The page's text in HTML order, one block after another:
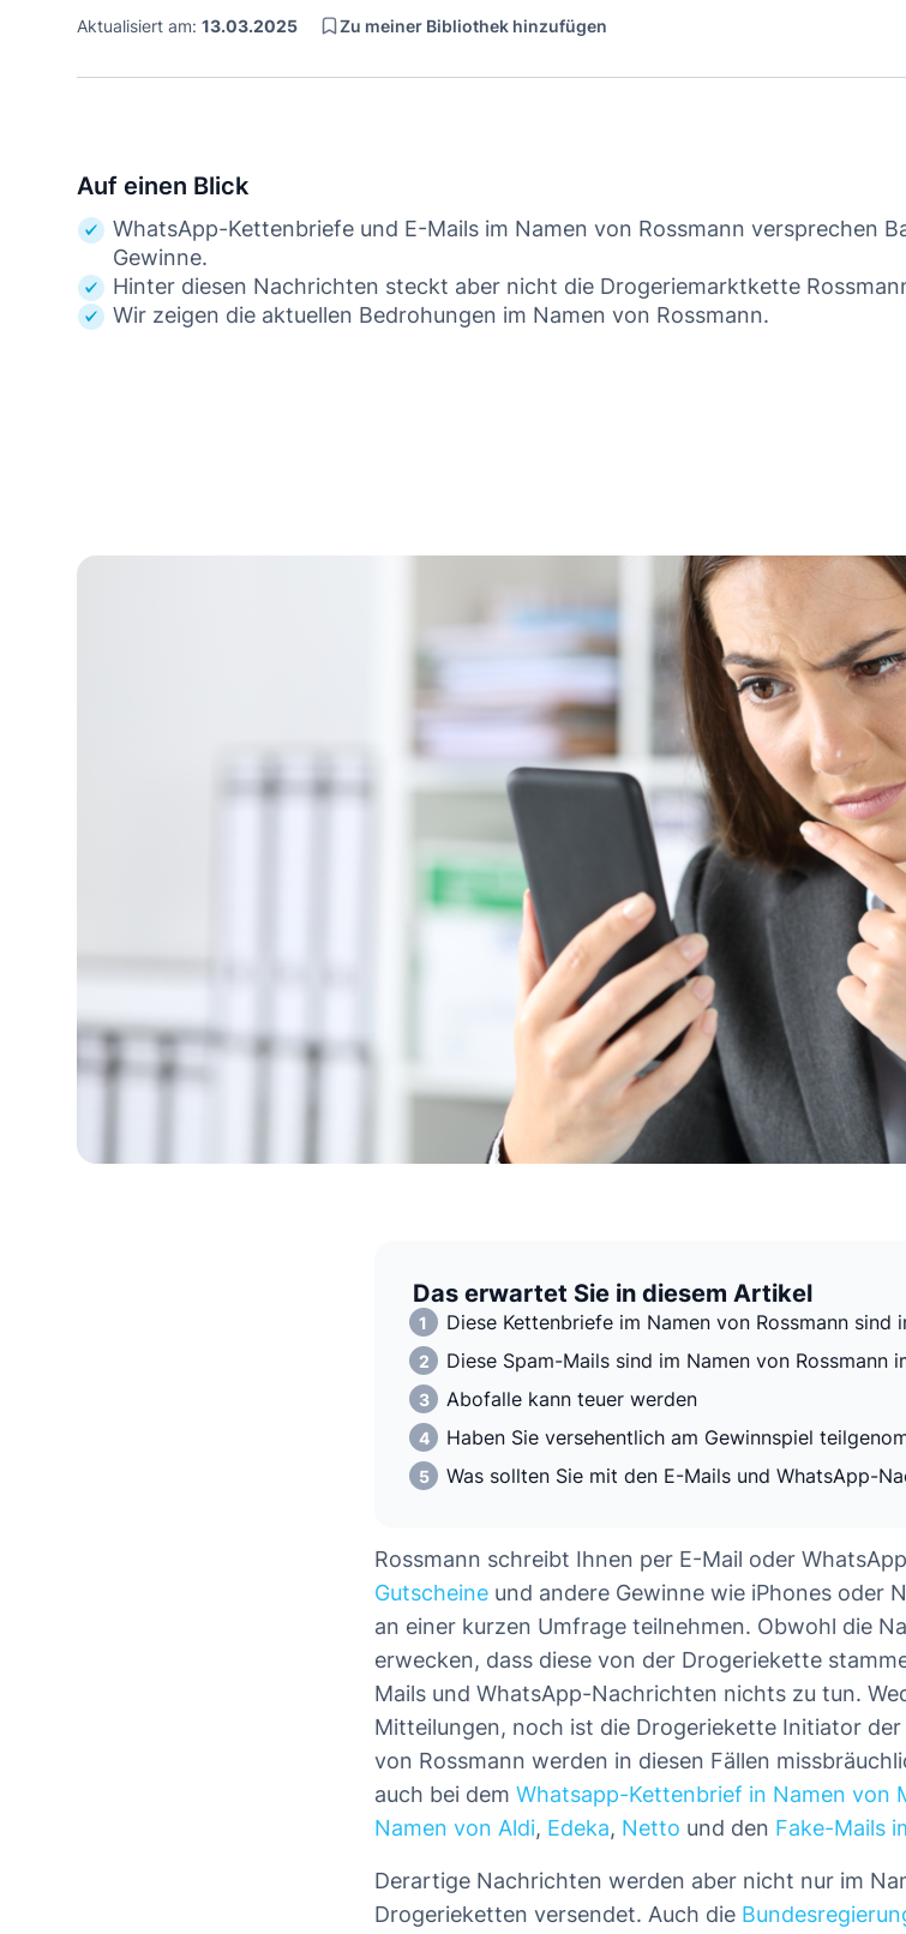
Aktualisiert am: 13.03.2025 Zu meiner Bibliothek hinzufügen
Auf einen Blick
WhatsApp-Kettenbriefe und E-Mails im Namen von Rossmann versprechen
Gewinne.
Hinter diesen Nachrichten steckt aber nicht die Drogeriemarktkette
Wir zeigen die aktuellen Bedrohungen im Namen von Rossmann.
Das erwartet Sie in diesem Artikel
Diese Kettenbriefe im Namen von Rossmann sind
Diese Spam-Mails sind im Namen von Rossmann
Abofalle kann teuer werden
Haben Sie versehentlich am Gewinnspiel
Was sollten Sie mit den E-Mails und WhatsApp-
Rossmann schreibt Ihnen per E-Mail oder
Gutscheine und andere Gewinne wie iPhones oder
an einer kurzen Umfrage teilnehmen. Obwohl die
erwecken, dass diese von der Drogeriekette
Mails und WhatsApp-Nachrichten nichts zu tun.
Mitteilungen, noch ist die Drogeriekette Initiator
von Rossmann werden in diesen Fällen
auch bei dem Whatsapp-Kettenbrief in Namen von
Namen von Aldi, Edeka, Netto und den Fake-Mails
Derartige Nachrichten werden aber nicht nur im
Drogerieketten versendet. Auch die